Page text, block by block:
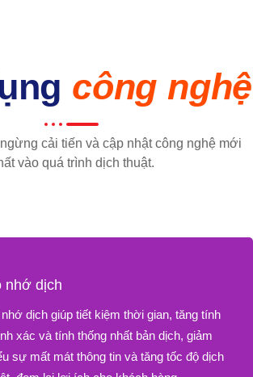
công nghệ
cải tiến và cập nhật công nghệ mới
vào quá trình dịch thuật.
nhớ dịch
nhớ dịch giúp tiết kiệm thời gian, tăng tính
xác và tính thống nhất bản dịch, giảm
sự mất mát thông tin và tăng tốc độ dịch